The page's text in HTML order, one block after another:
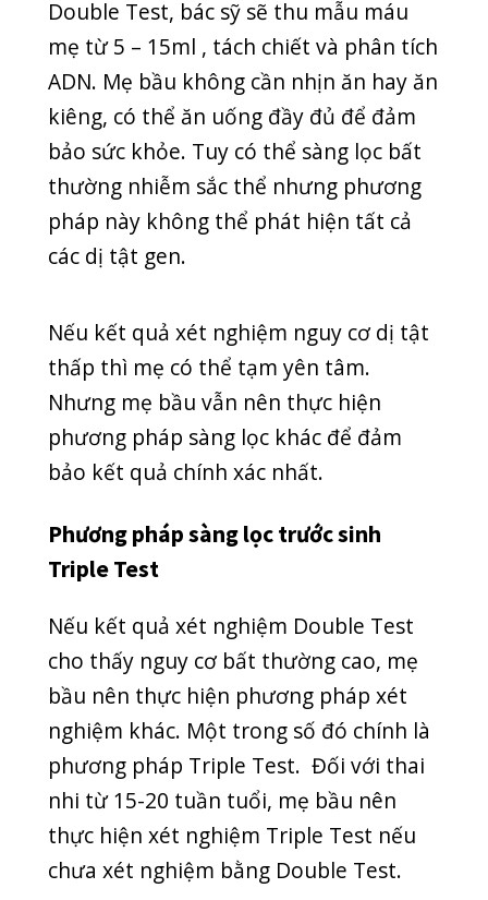
nhi có nguy cơ cao hay thấp với các hội
chứng dị tật bẩm sinh thường gặp.
Phương pháp Triple Test có thể đánh
giá nguy cơ thai nhi thiếu một phần
của não hoặc nguy cơ mắc khuyết tật
ống thần kinh. Bên cạnh đó, phương
pháp này cũng có thể phát hiện hội
chứng Edward, hội chứng Down và
nhiều bất thường di truyền khác.
Nếu như kết quả xét nghiệm Triple
Test bình thường, mẹ có thể tạm yên
tâm. Tuy nhiên, phương pháp xét
nghiệm Triple Test cũng chỉ mang tính
tương đối chứ không phải chính xác
hoàn toàn. Do đó, phương pháp này
không tầm soát được hết các dị tật trẻ
có thể mắc phải. Vì vậy, mẹ bầu nên
thực hiện những xét nghiệm kiểm tra
sâu hơn.
Nếu kết quả bé có nguy cơ dị tật cao,